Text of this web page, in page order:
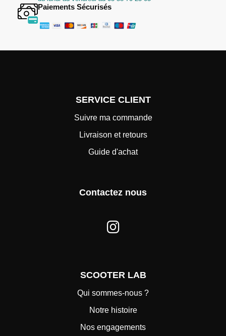
Paiements Sécurisés
SERVICE CLIENT
Suivre ma commande
Livraison et retours
Guide d'achat
Contactez nous
SCOOTER LAB
Qui sommes-nous ?
Notre histoire
Nos engagements